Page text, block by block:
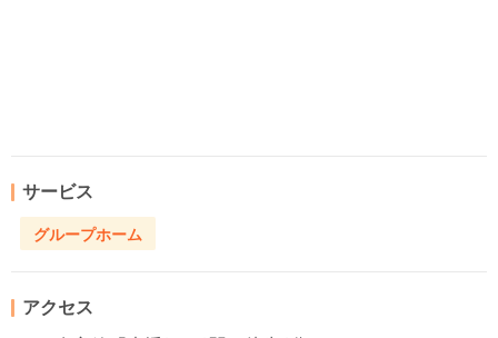
サービス
グループホーム
アクセス